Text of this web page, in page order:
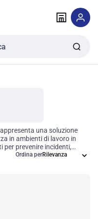
una soluzione
in ambienti di lavoro in
prevenire incidenti,
come imbracature,
Ordina per